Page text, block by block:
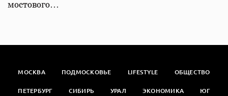
мостового…
МОСКВА ПОДМОСКОВЬЕ LIFESTYLE ОБЩЕСТВО
ПЕТЕРБУРГ СИБИРЬ УРАЛ ЭКОНОМИКА ЮГ